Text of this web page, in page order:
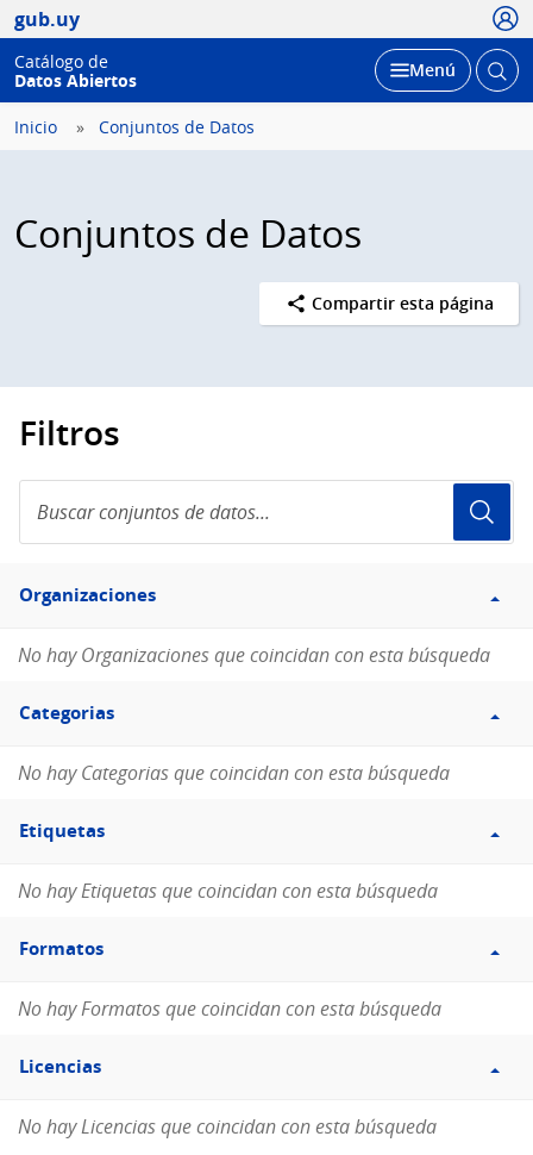
gub.uy
Catálogo de
Datos Abiertos
Desplegar
Menú Abrir
Inicio Conjuntos de Datos
Conjuntos de Datos
Compartir esta página
Filtros
conjuntos
de
Filtro
Organizaciones
Organizaciones
No hay Organizaciones que coincidan con esta búsqueda
Filtro
Categorias
Categorias
No hay Categorias que coincidan con esta búsqueda
Filtro
Etiquetas
Etiquetas
No hay Etiquetas que coincidan con esta búsqueda
Filtro
Formatos
Formatos
No hay Formatos que coincidan con esta búsqueda
Filtro
Licencias
Licencias
No hay Licencias que coincidan con esta búsqueda